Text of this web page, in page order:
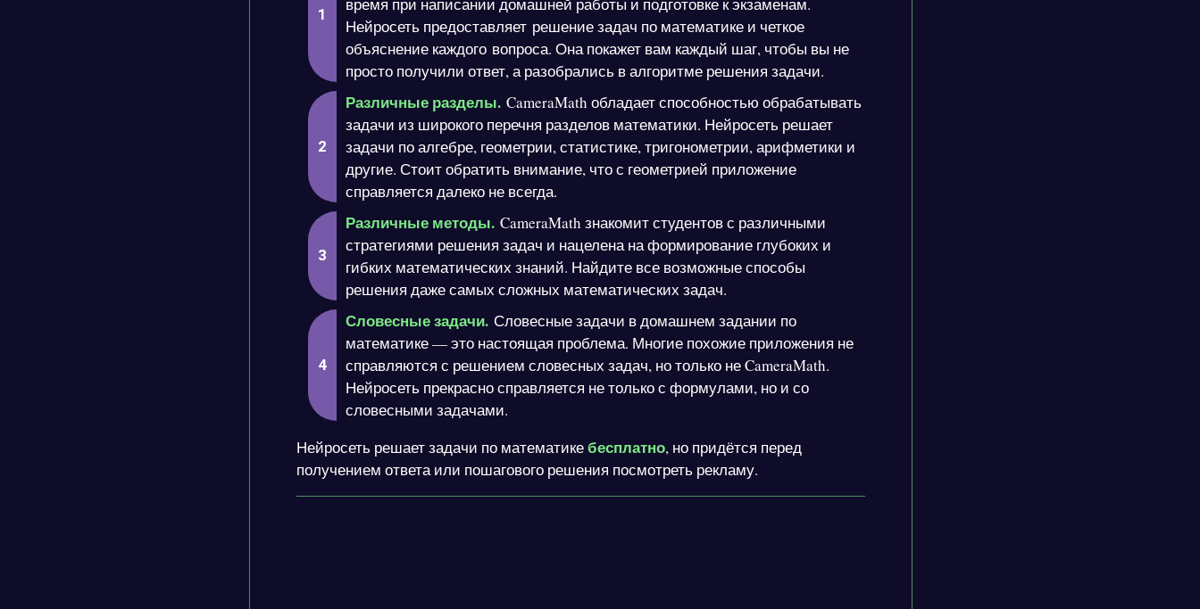
Нейросеть предоставляет решение задач по математике и четкое
объяснение каждого вопроса. Она покажет вам каждый шаг, чтобы вы не
просто получили ответ, а разобрались в алгоритме решения задачи.
Различные разделы.CameraMath обладает способностью обрабатывать
задачи из широкого перечня разделов математики. Нейросеть решает
задачи по алгебре, геометрии, статистике, тригонометрии, арифметики и
другие. Стоит обратить внимание, что с геометрией приложение
справляется далеко не всегда.
Различные методы.CameraMath знакомит студентов с различными
стратегиями решения задач и нацелена на формирование глубоких и
гибких математических знаний. Найдите все возможные способы
решения даже самых сложных математических задач.
Словесные задачи.Словесные задачи в домашнем задании по
математике — это настоящая проблема. Многие похожие приложения не
справляются с решением словесных задач, но только не CameraMath.
Нейросеть прекрасно справляется не только с формулами, но и со
словесными задачами.
Нейросеть решает задачи по математикебесплатно, но придётся перед
получением ответа или пошагового решения посмотреть рекламу.